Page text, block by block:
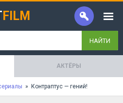
FILM
НАЙТИ
АКТЁРЫ
» Контраптус — гений!